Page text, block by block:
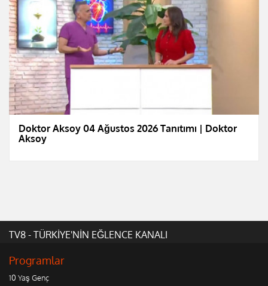
Doktor Aksoy 04 Ağustos 2026 Tanıtımı | Doktor
Aksoy
TV8 - TÜRKİYE'NİN EĞLENCE KANALI
Programlar
10 Yaş Genç